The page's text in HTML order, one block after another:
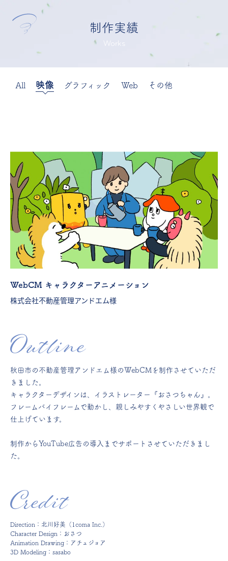
制作実績
Works
All 映像 グラフィック Web その他
WebCM キャラクターアニメーション
株式会社不動産管理アンドエム様
Outline
秋田市の不動産管理アンドエム様のWebCMを制作させていただ
きました。
キャラクターデザインは、イラストレーター『おさつちゃん』。
フレームバイフレームで動かし、親しみやすくやさしい世界観で
仕上げています。
制作からYouTube広告の導入までサポートさせていただきまし
た。
Credit
Direction：北川好美（1coma Inc.）
Character Design：おさつ
Animation Drawing：アチュジョア
3D Modeling：sasabo